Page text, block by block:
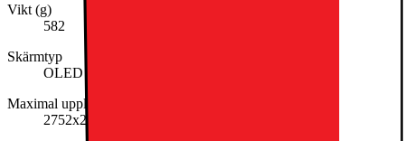
Vikt (g)
582
Skärmtyp
OLED
Maximal upplösning
2752x2064